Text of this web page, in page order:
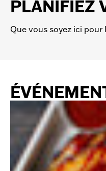
PLANIFIEZ
Que vous soyez ici